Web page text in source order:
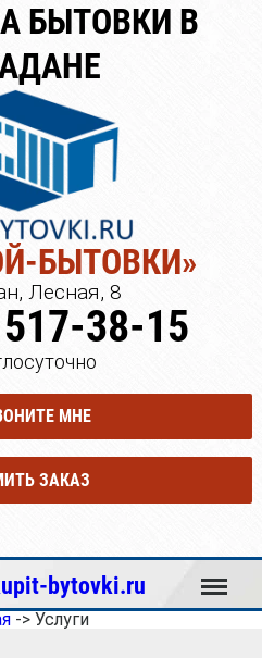
БЫТОВКИ В
БЫТОВКИ»
Лесная, 8
38-15
МНЕ
ЗАКАЗ
bytovki.ru Меню
-> Услуги